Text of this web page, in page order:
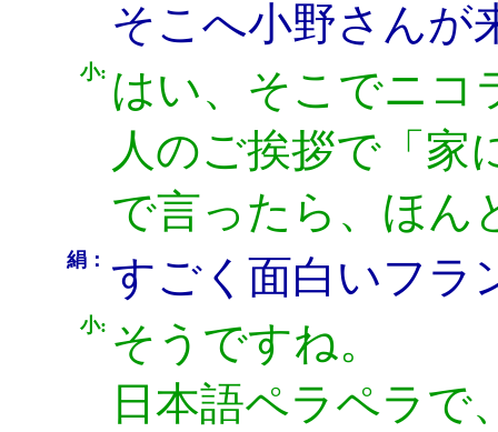
そこへ小野さんが
小: はい、そこでニコ
人のご挨拶で「家
で言ったら、ほん
絹： すごく面白いフラ
小: そうですね。
日本語ペラペラで